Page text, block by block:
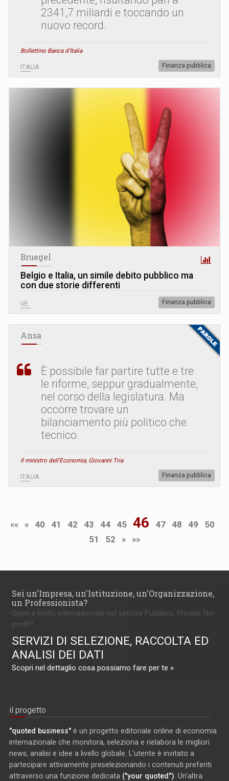
2341,7 miliardi e toccando un
nuovo record.
Bollettino Banca d'Italia
ITALIA Finanza pubblica
Bruegel
Belgio e Italia, un simile debito pubblico ma
con due storie differenti
UE Finanza pubblica
Ansa
È possibile far partire tutte e tre
le riforme, seppur gradualmente,
nel corso della legislatura. Ma
occorre trovare un
bilanciamento più politico che
tecnico.
Il ministro dell'Economia, Giovanni Tria
ITALIA Finanza pubblica
«« « 40 41 42 43 44 45 46 47 48 49
50
51
52 » »»
Sei un'Impresa, un'Istituzione, un'Organizzazione,
un Professionista?
Operi a livello internazionale nel settore Pubblico, Privato, No-
profit?
SERVIZI DI SELEZIONE, RACCOLTA ED
ANALISI DEI DATI
Scopri nel dettaglio cosa possiamo fare per te »
il progetto
"quoted business" è un progetto editoriale online di economia
internazionale che monitora, seleziona e rielabora le migliori
news, analisi e idee a livello globale. L'utente è invitato a
partecipare attivamente preselezionando i contenuti preferiti
attraverso una funzione dedicata ("your quoted") . Un'altra